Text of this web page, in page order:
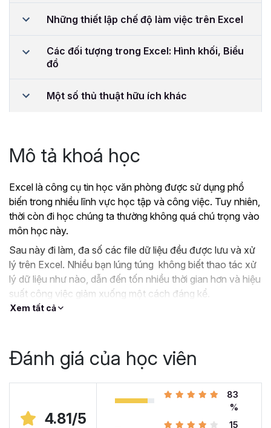
Những thiết lập chế độ làm việc trên Excel
Các đối tượng trong Excel: Hình khối, Biểu
đồ
Một số thủ thuật hữu ích khác
Mô tả khoá học
Excel là công cụ tin học văn phòng được sử dụng phổ
biến trong nhiều lĩnh vực học tập và công việc. Tuy nhiên,
thời còn đi học chúng ta thường không quá chú trọng vào
môn học này.
Sau này đi làm, đa số các file dữ liệu đều được lưu và xử
lý trên Excel. Nhiều bạn lúng túng không biết thao tác xử
lý dữ liệu như nào, dẫn đến tốn nhiều thời gian hơn và hiệu
suất công việc giảm xuống một cách đáng kể.
?Nếu như bạn:
Hoặc trước đây chỉ học lý thuyết nên không biết
Hoặc đã có kiến thức cơ bản về Excel và đang
muốn nâng cao kỹ năng của mình lên.
Xem tất cả
Đánh giá của học viên
4.81/5
83
%
15